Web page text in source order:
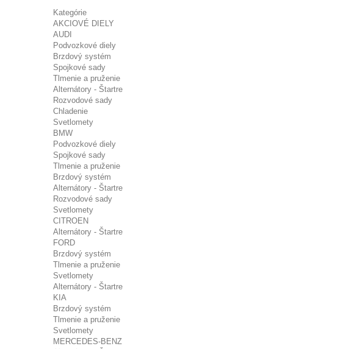
Kategórie
AKCIOVÉ DIELY
AUDI
Podvozkové diely
Brzdový systém
Spojkové sady
Tlmenie a pruženie
Alternátory - Štartre
Rozvodové sady
Chladenie
Svetlomety
BMW
Podvozkové diely
Spojkové sady
Tlmenie a pruženie
Brzdový systém
Alternátory - Štartre
Rozvodové sady
Svetlomety
CITROEN
Alternátory - Štartre
FORD
Brzdový systém
Tlmenie a pruženie
Svetlomety
Alternátory - Štartre
KIA
Brzdový systém
Tlmenie a pruženie
Svetlomety
MERCEDES-BENZ